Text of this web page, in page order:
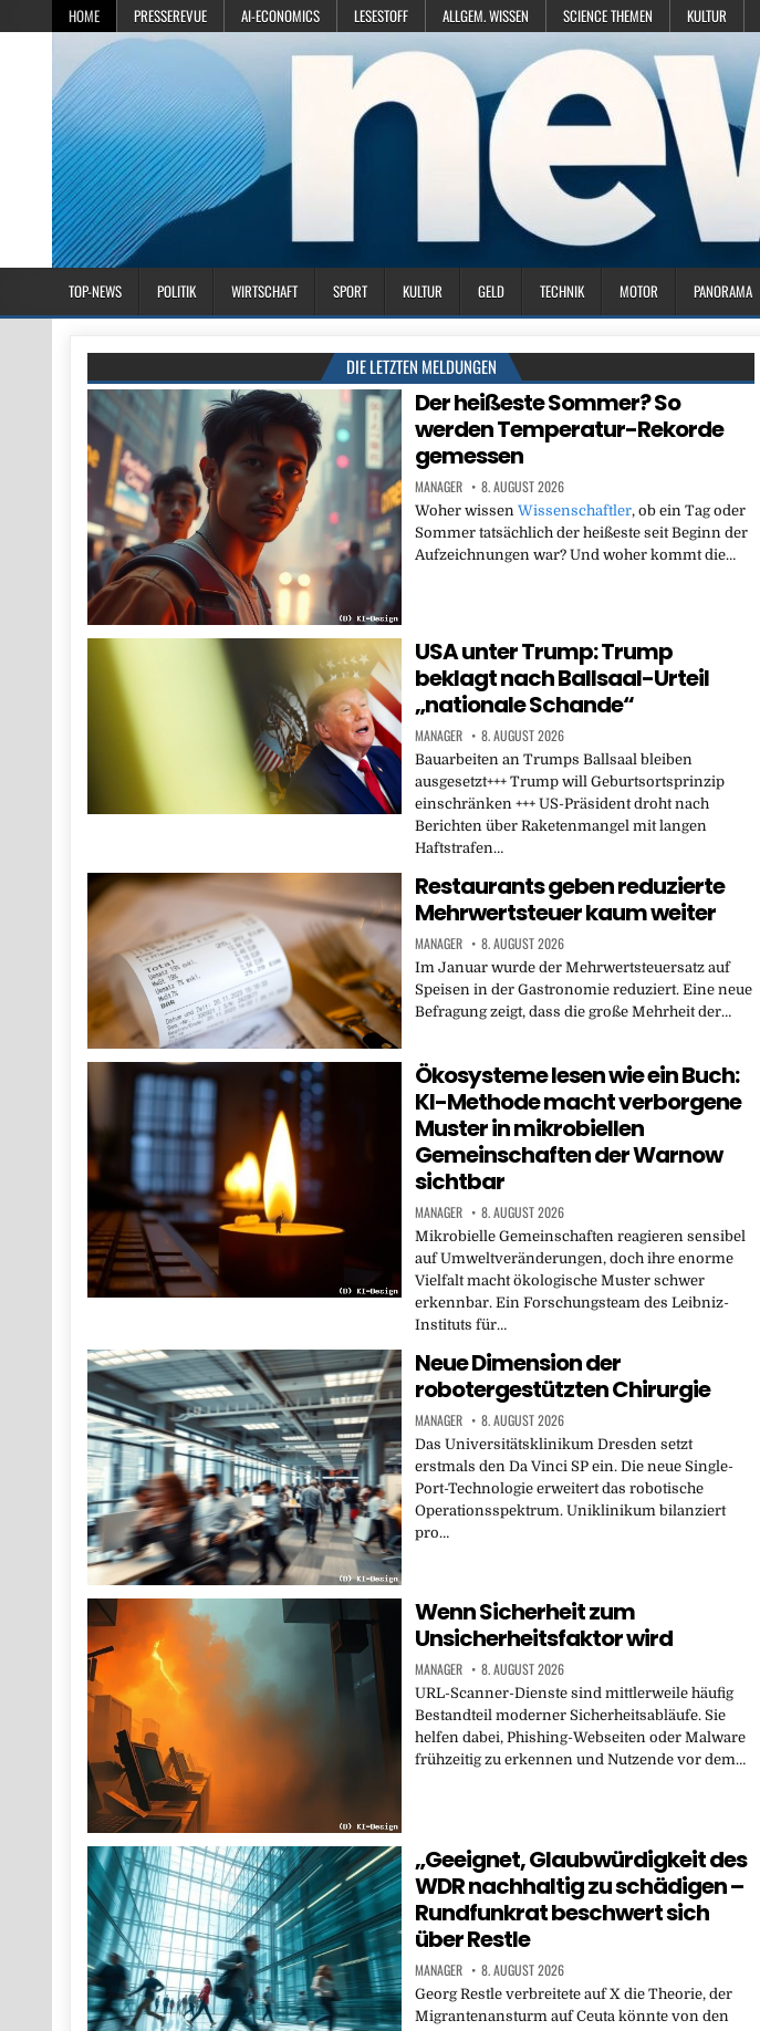
HOME PRESSEREVUE AI-ECONOMICS LESESTOFF ALLGEM. WISSEN SCIENCE THEMEN KULTUR
TOP-NEWS POLITIK WIRTSCHAFT SPORT KULTUR GELD TECHNIK MOTOR PANORAMA
DIE LETZTEN MELDUNGEN
Der heißeste Sommer? So
werden Temperatur-Rekorde
gemessen
MANAGER 8. AUGUST 2026
Woher wissen Wissenschaftler, ob ein Tag oder
Sommer tatsächlich der heißeste seit Beginn der
Aufzeichnungen war? Und woher kommt die…
USA unter Trump: Trump
beklagt nach Ballsaal-Urteil
„nationale Schande“
MANAGER 8. AUGUST 2026
Bauarbeiten an Trumps Ballsaal bleiben
ausgesetzt+++ Trump will Geburtsortsprinzip
einschränken +++ US-Präsident droht nach
Berichten über Raketenmangel mit langen
Haftstrafen…
Restaurants geben reduzierte
Mehrwertsteuer kaum weiter
MANAGER 8. AUGUST 2026
Im Januar wurde der Mehrwertsteuersatz auf
Speisen in der Gastronomie reduziert. Eine neue
Befragung zeigt, dass die große Mehrheit der…
Ökosysteme lesen wie ein Buch:
KI-Methode macht verborgene
Muster in mikrobiellen
Gemeinschaften der Warnow
sichtbar
MANAGER 8. AUGUST 2026
Mikrobielle Gemeinschaften reagieren sensibel
auf Umweltveränderungen, doch ihre enorme
Vielfalt macht ökologische Muster schwer
erkennbar. Ein Forschungsteam des Leibniz-
Instituts für…
Neue Dimension der
robotergestützten Chirurgie
MANAGER 8. AUGUST 2026
Das Universitätsklinikum Dresden setzt
erstmals den Da Vinci SP ein. Die neue Single-
Port-Technologie erweitert das robotische
Operationsspektrum. Uniklinikum bilanziert
pro…
Wenn Sicherheit zum
Unsicherheitsfaktor wird
MANAGER 8. AUGUST 2026
URL-Scanner-Dienste sind mittlerweile häufig
Bestandteil moderner Sicherheitsabläufe. Sie
helfen dabei, Phishing-Webseiten oder Malware
frühzeitig zu erkennen und Nutzende vor dem…
„Geeignet, Glaubwürdigkeit des
WDR nachhaltig zu schädigen –
Rundfunkrat beschwert sich
über Restle
MANAGER 8. AUGUST 2026
Georg Restle verbreitete auf X die Theorie, der
Migrantenansturm auf Ceuta könnte von den